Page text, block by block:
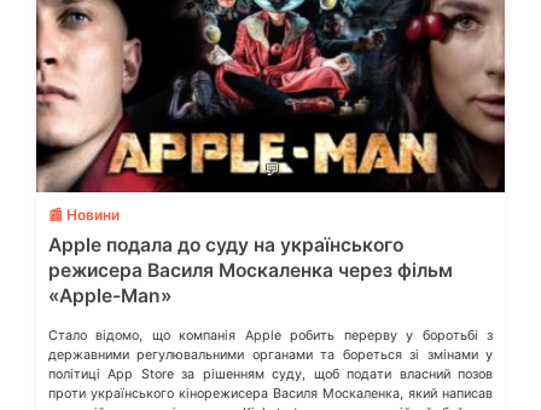
💬
📰 Новини
Apple подала до суду на українського
режисера Василя Москаленка через фільм
«Apple-Man»
Стало відомо, що компанія Apple робить перерву у боротьбі з
державними регулювальними органами та бореться зі змінами у
політиці App Store за рішенням суду, щоб подати власний позов
проти українського кінорежисера Василя Москаленка, який написав